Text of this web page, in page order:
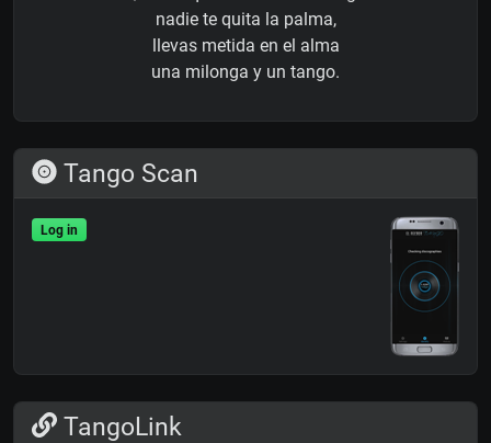
nadie te quita la palma,
llevas metida en el alma
una milonga y un tango.
Tango Scan
Log in
TangoLink